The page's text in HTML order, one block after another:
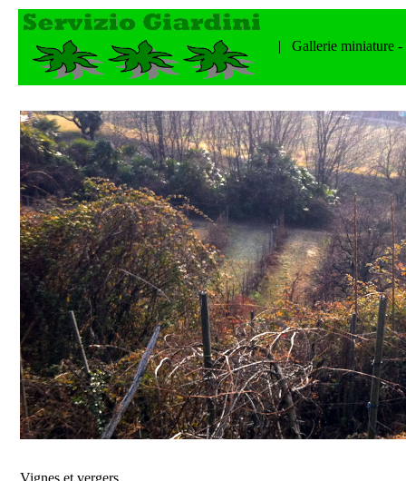
| Gallerie miniature -
Vignes et vergers